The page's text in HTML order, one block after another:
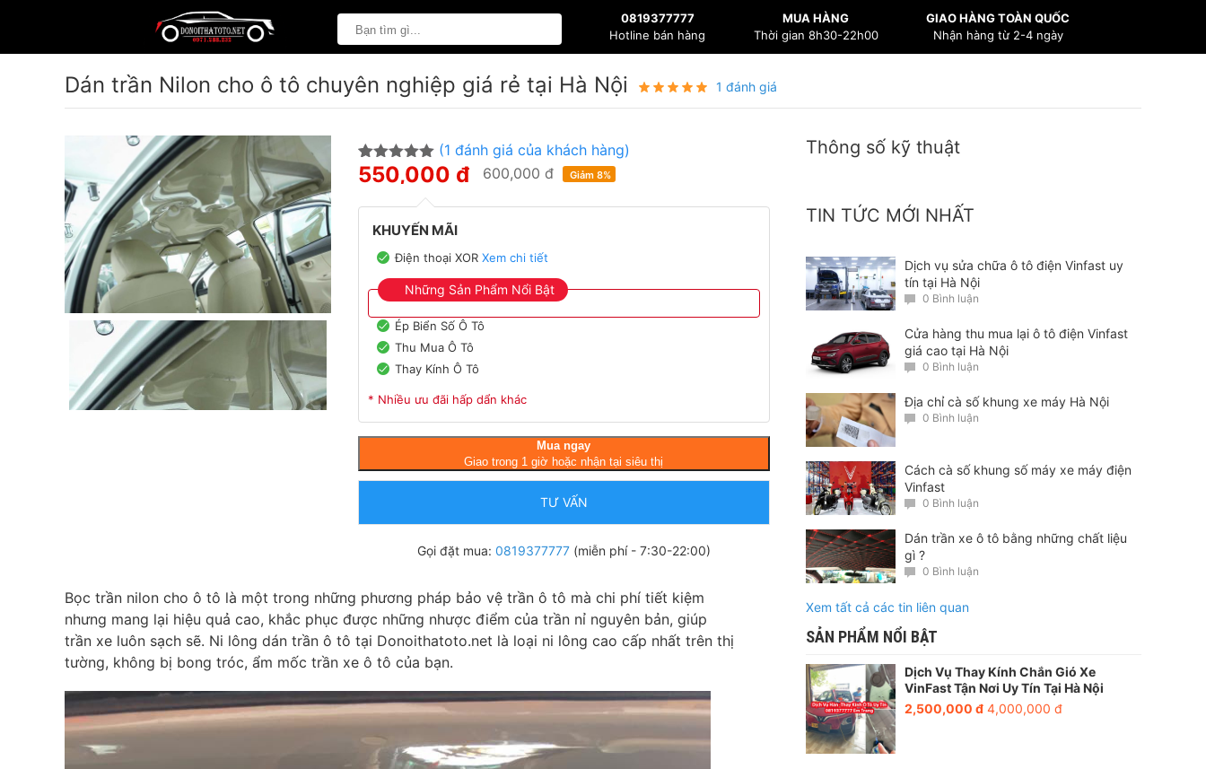
0819377777
Hotline bán hàng
MUA HÀNG
Thời gian 8h30-22h00
GIAO HÀNG TOÀN QUỐC
Nhận hàng từ 2-4 ngày
Dán trần Nilon cho ô tô chuyên nghiệp giá rẻ tại Hà Nội 1 đánh giá
5.00trên 5
dựa trên
1
(1 đánh giá của khách hàng)
550,000 đ 600,000 đ Giảm 8%
KHUYẾN MÃI
Điện thoại XOR Xem chi tiết
Những Sản Phẩm Nổi Bật
Ép Biển Số Ô Tô
Thu Mua Ô Tô
Thay Kính Ô Tô
* Nhiều ưu đãi hấp dẩn khác
Mua ngay
Giao trong 1 giờ hoặc nhận tại siêu thị
TƯ VẤN
Gọi đặt mua: 0819377777(miễn phí - 7:30-22:00)
Bọc trần nilon cho ô tô là một trong những phương pháp bảo vệ trần ô tô mà chi phí tiết kiệm
nhưng mang lại hiệu quả cao, khắc phục được những nhược điểm của trần nỉ nguyên bản, giúp
trần xe luôn sạch sẽ. Ni lông dán trần ô tô tại Donoithatoto.net là loại ni lông cao cấp nhất trên thị
tường, không bị bong tróc, ẩm mốc trần xe ô tô của bạn.
Thông số kỹ thuật
TIN TỨC MỚI NHẤT
Dịch vụ sửa chữa ô tô điện Vinfast uy
tín tại Hà Nội
0 Bình luận
Cửa hàng thu mua lại ô tô điện Vinfast
giá cao tại Hà Nội
0 Bình luận
Địa chỉ cà số khung xe máy Hà Nội
0 Bình luận
Cách cà số khung số máy xe máy điện
Vinfast
0 Bình luận
Dán trần xe ô tô bằng những chất liệu
gì ?
0 Bình luận
Xem tất cả các tin liên quan
SẢN PHẨM NỔI BẬT
Dịch Vụ Thay Kính Chắn Gió Xe
VinFast Tận Nơi Uy Tín Tại Hà Nội
2,500,000 đ 4,000,000 đ